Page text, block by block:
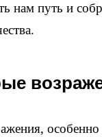
нам путь и